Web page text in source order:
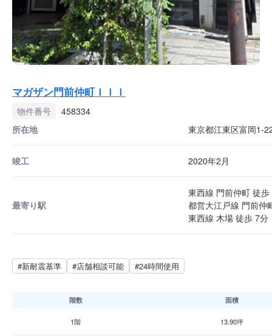
マガザン門前仲町ＩＩＩ
物件番号
458334
所在地
東京都江東区富岡1-
竣工 2020年2月
最寄り駅
東西線 門前仲町 徒歩
都営大江戸線 門前仲
東西線 木場 徒歩 7分
#新耐震基準 #店舗相談可能 #24時間使用
階数 面積
1階 13.90坪